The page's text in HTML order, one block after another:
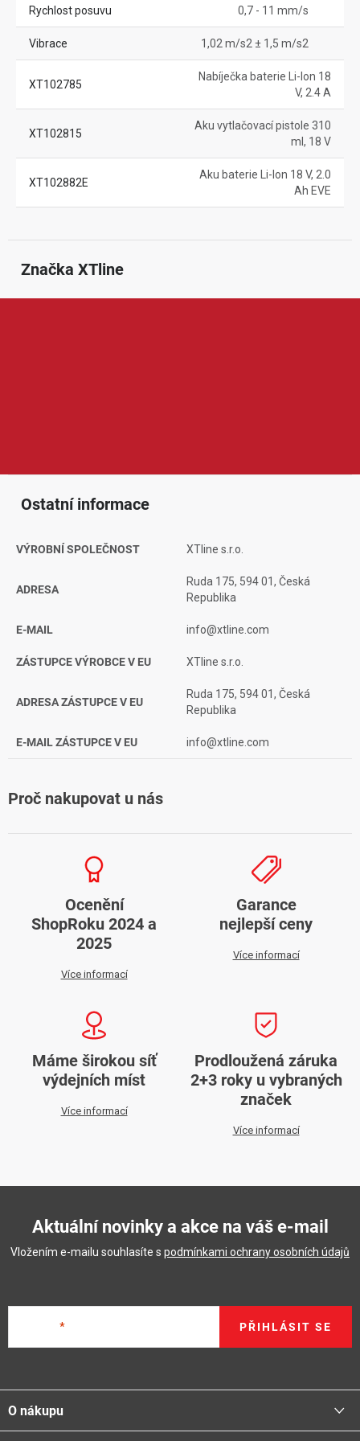
Rychlost posuvu 0,7 - 11 mm/s
Vibrace 1,02 m/s2 ± 1,5 m/s2
XT102785
Nabíječka baterie Li-Ion 18
V, 2.4 A
XT102815
Aku vytlačovací pistole 310
ml, 18 V
XT102882E
Aku baterie Li-Ion 18 V, 2.0
Ah EVE
Značka XTline
Ostatní informace
VÝROBNÍ SPOLEČNOST XTline s.r.o.
ADRESA
Ruda 175, 594 01, Česká
Republika
E-MAIL info@xtline.com
ZÁSTUPCE VÝROBCE V EU XTline s.r.o.
ADRESA ZÁSTUPCE V EU
Ruda 175, 594 01, Česká
Republika
E-MAIL ZÁSTUPCE V EU info@xtline.com
Proč nakupovat u nás
Ocenění
ShopRoku 2024 a
2025
Více informací
Garance
nejlepší ceny
Více informací
Máme širokou síť
výdejních míst
Více informací
Prodloužená záruka
2+3 roky u vybraných
značek
Více informací
Aktuální novinky a akce na váš e-mail
Vložením e-mailu souhlasíte s podmínkami ochrany osobních údajů
PŘIHLÁSIT SE
á
pO nákupu